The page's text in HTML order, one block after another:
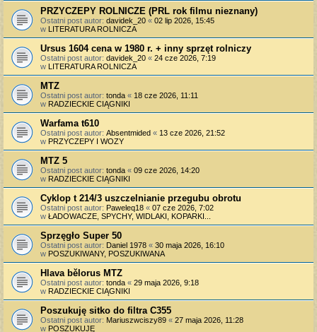
PRZYCZEPY ROLNICZE (PRL rok filmu nieznany)
Ostatni post autor: davidek_20 « 02 lip 2026, 15:45
w LITERATURA ROLNICZA
Ursus 1604 cena w 1980 r. + inny sprzęt rolniczy
Ostatni post autor: davidek_20 « 24 cze 2026, 7:19
w LITERATURA ROLNICZA
MTZ
Ostatni post autor: tonda « 18 cze 2026, 11:11
w RADZIECKIE CIĄGNIKI
Warfama t610
Ostatni post autor: Absentmided « 13 cze 2026, 21:52
w PRZYCZEPY I WOZY
MTZ 5
Ostatni post autor: tonda « 09 cze 2026, 14:20
w RADZIECKIE CIĄGNIKI
Cyklop t 214/3 uszczelnianie przegubu obrotu
Ostatni post autor: Paweleq18 « 07 cze 2026, 7:02
w ŁADOWACZE, SPYCHY, WIDLAKI, KOPARKI...
Sprzęgło Super 50
Ostatni post autor: Daniel 1978 « 30 maja 2026, 16:10
w POSZUKIWANY, POSZUKIWANA
Hlava bělorus MTZ
Ostatni post autor: tonda « 29 maja 2026, 9:18
w RADZIECKIE CIĄGNIKI
Poszukuję sitko do filtra C355
Ostatni post autor: Mariuszwciszy89 « 27 maja 2026, 11:28
w POSZUKUJĘ